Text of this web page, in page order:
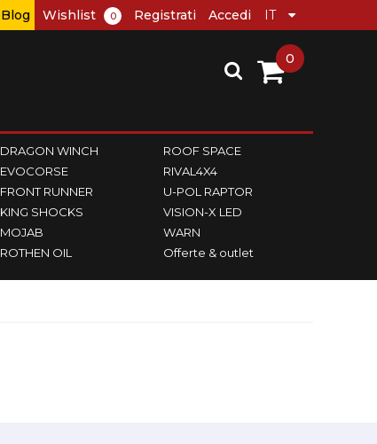
Blog Wishlist 0 Registrati Accedi
DRAGON WINCH
EVOCORSE
FRONT RUNNER
KING SHOCKS
MOJAB
ROTHEN OIL
ROOF SPACE
RIVAL4X4
U-POL RAPTOR
VISION-X LED
WARN
Offerte & outlet
0